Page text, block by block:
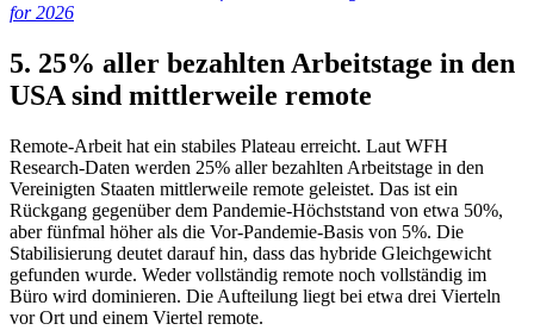
for 2026
5. 25% aller bezahlten Arbeitstage in den
USA sind mittlerweile remote
Remote-Arbeit hat ein stabiles Plateau erreicht. Laut WFH
Research-Daten werden 25% aller bezahlten Arbeitstage in den
Vereinigten Staaten mittlerweile remote geleistet. Das ist ein
Rückgang gegenüber dem Pandemie-Höchststand von etwa 50%,
aber fünfmal höher als die Vor-Pandemie-Basis von 5%. Die
Stabilisierung deutet darauf hin, dass das hybride Gleichgewicht
gefunden wurde. Weder vollständig remote noch vollständig im
Büro wird dominieren. Die Aufteilung liegt bei etwa drei Vierteln
vor Ort und einem Viertel remote.